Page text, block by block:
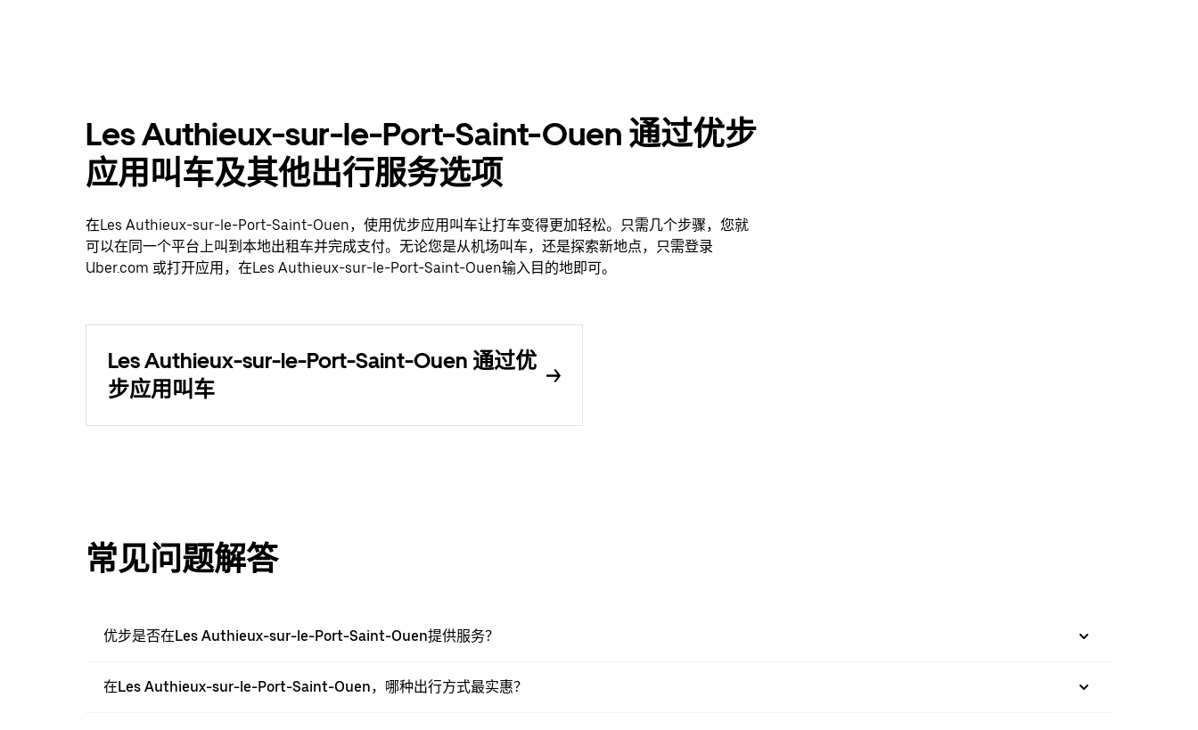
Les Authieux-sur-le-Port-Saint-Ouen 通过优步
应用叫车及其他出行服务选项
在Les Authieux-sur-le-Port-Saint-Ouen，使用优步应用叫车让打车变得更加轻松。只需几个步骤，您就
可以在同一个平台上叫到本地出租车并完成支付。无论您是从机场叫车，还是探索新地点，只需登录
Uber.com 或打开应用，在Les Authieux-sur-le-Port-Saint-Ouen输入目的地即可。
Les Authieux-sur-le-Port-Saint-Ouen 通过优
步应用叫车
常见问题解答
优步是否在Les Authieux-sur-le-Port-Saint-Ouen提供服务？
在Les Authieux-sur-le-Port-Saint-Ouen，哪种出行方式最实惠？